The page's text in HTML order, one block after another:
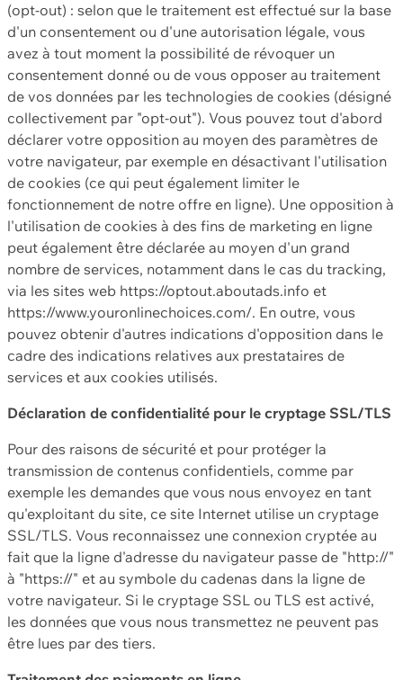
(opt-out) : selon que le traitement est effectué sur la base
d'un consentement ou d'une autorisation légale, vous
avez à tout moment la possibilité de révoquer un
consentement donné ou de vous opposer au traitement
de vos données par les technologies de cookies (désigné
collectivement par "opt-out"). Vous pouvez tout d'abord
déclarer votre opposition au moyen des paramètres de
votre navigateur, par exemple en désactivant l'utilisation
de cookies (ce qui peut également limiter le
fonctionnement de notre offre en ligne). Une opposition à
l'utilisation de cookies à des fins de marketing en ligne
peut également être déclarée au moyen d'un grand
nombre de services, notamment dans le cas du tracking,
via les sites web https://optout.aboutads.info et
https://www.youronlinechoices.com/. En outre, vous
pouvez obtenir d'autres indications d'opposition dans le
cadre des indications relatives aux prestataires de
services et aux cookies utilisés.
Déclaration de confidentialité pour le cryptage SSL/TLS
Pour des raisons de sécurité et pour protéger la
transmission de contenus confidentiels, comme par
exemple les demandes que vous nous envoyez en tant
qu'exploitant du site, ce site Internet utilise un cryptage
SSL/TLS. Vous reconnaissez une connexion cryptée au
fait que la ligne d'adresse du navigateur passe de "http://"
à "https://" et au symbole du cadenas dans la ligne de
votre navigateur. Si le cryptage SSL ou TLS est activé,
les données que vous nous transmettez ne peuvent pas
être lues par des tiers.